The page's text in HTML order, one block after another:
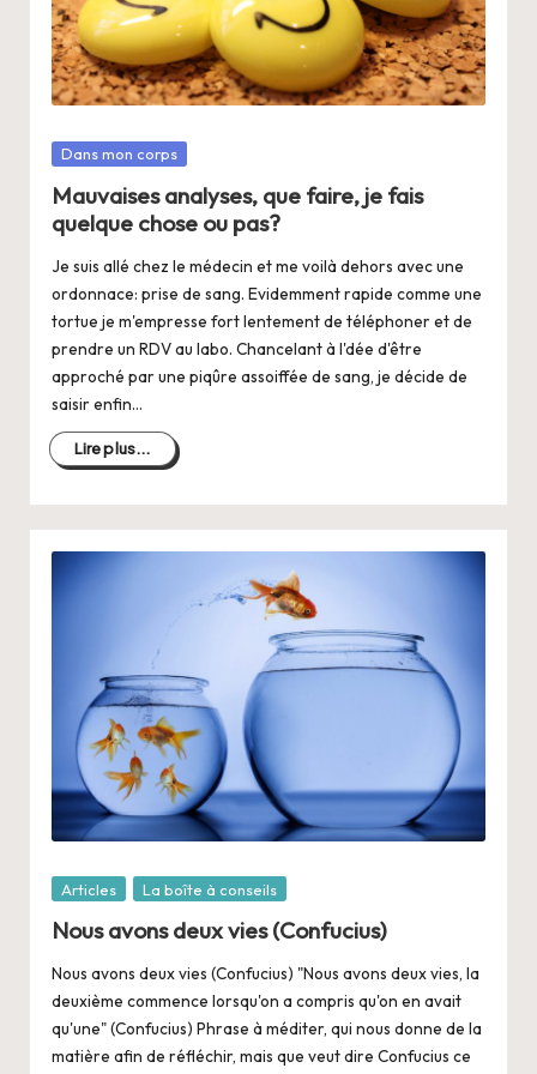
n
g
e
r
s
a
V
ie
Posté
Dans mon corps
Mauvaises analyses, que faire, je fais
quelque chose ou pas?
Je suis allé chez le médecin et me voilà dehors avec une
ordonnace: prise de sang. Evidemment rapide comme une
tortue je m'empresse fort lentement de téléphoner et de
prendre un RDV au labo. Chancelant à l'dée d'être
approché par une piqûre assoiffée de sang, je décide de
saisir enfin…
Lire plus...
Posté
Articles La boîte à conseils
Nous avons deux vies (Confucius)
Nous avons deux vies (Confucius) "Nous avons deux vies, la
deuxième commence lorsqu'on a compris qu'on en avait
qu'une" (Confucius) Phrase à méditer, qui nous donne de la
matière afin de réfléchir, mais que veut dire Confucius ce